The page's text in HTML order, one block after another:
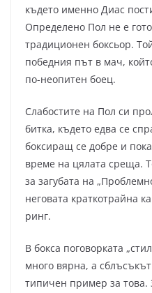
където именно Диас
Определено Пол не е
традиционен боксьор.
победния път в мач,
по-неопитен боец.
Слабостите на Пол си
битка, където едва се
боксиращ се добре и
време на цялата среща.
за загубата на
неговата краткотрайна
ринг.
В бокса поговорката
много вярна, а
типичен пример за това.